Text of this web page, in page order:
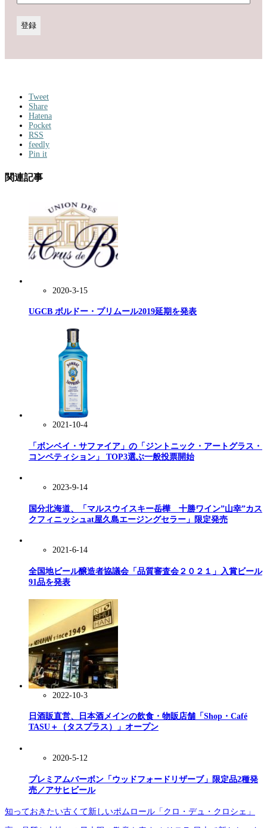
Tweet
Share
Hatena
Pocket
RSS
feedly
Pin it
関連記事
2020-3-15
UGCB ボルドー・プリムール2019延期を発表
2021-10-4
「ボンベイ・サファイア」の「ジントニック・アートグラス・
コンペティション」 TOP3選ぶ一般投票開始
2023-9-14
国分北海道、「マルスウイスキー岳樺 十勝ワイン”山幸”カス
クフィニッシュat屋久島エージングセラー」限定発売
2021-6-14
全国地ビール醸造者協議会「品質審査会２０２１」入賞ビール
91品を発表
2022-10-3
日酒販直営、日本酒メインの飲食・物販店舗「Shop・Café
TASU＋（タスプラス）」オープン
2020-5-12
プレミアムバーボン「ウッドフォードリザーブ」限定品2種発
売／アサヒビール
知っておきたい古くて新しいポムロール「クロ・デュ・クロシェ」